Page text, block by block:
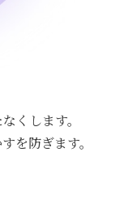
くします。
を防ぎます。